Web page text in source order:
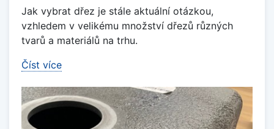
Jak vybrat dřez je stále aktuální otázkou,
vzhledem v velikému množství dřezů různých
tvarů a materiálů na trhu.
Číst více